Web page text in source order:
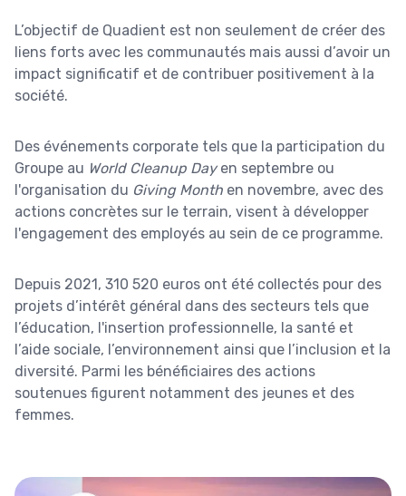
L’objectif de Quadient est non seulement de créer des
liens forts avec les communautés mais aussi d’avoir un
impact significatif et de contribuer positivement à la
société.
Des événements corporate tels que la participation du
Groupe au World Cleanup Dayen septembre ou
l'organisation du Giving Month en novembre, avec des
actions concrètes sur le terrain, visent à développer
l'engagement des employés au sein de ce programme.
Depuis 2021, 310 520 euros ont été collectés pour des
projets d’intérêt général dans des secteurs tels que
l’éducation, l'insertion professionnelle, la santé et
l’aide sociale, l’environnement ainsi que l’inclusion et la
diversité. Parmi les bénéficiaires des actions
soutenues figurent notamment des jeunes et des
femmes.